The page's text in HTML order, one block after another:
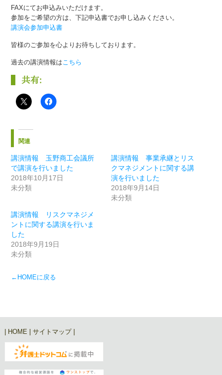
FAXにてお申込みいただけます。
参加をご希望の方は、下記申込書でお申し込みください。
講演会参加申込書
皆様のご参加を心よりお待ちしております。
過去の講演情報は こちら
共有:
関連
講演情報 玉野商工会議所
で講演を行いました
2018年10月17日
未分類
講演情報 事業承継とリス
クマネジメントに関する講
演を行いました
2018年9月14日
未分類
講演情報 リスクマネジメ
ントに関する講演を行いま
した
2018年9月19日
未分類
←HOMEに戻る
| HOME | サイトマップ|